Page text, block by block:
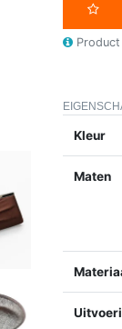
Kleur
Maten